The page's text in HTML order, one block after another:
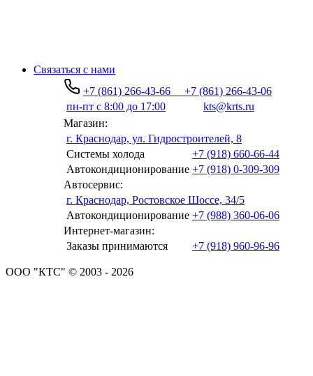
Связаться с нами
+7 (861) 266-43-66
+7 (861) 266-43-06
пн-пт с 8:00 до 17:00
kts@krts.ru
Магазин:
г. Краснодар, ул. Гидростроителей, 8
Системы холода
+7 (918) 660-66-44
Автокондиционирование +7 (918) 0-309-309
Автосервис:
г. Краснодар, Ростовское Шоссе, 34/5
Автокондиционирование +7 (988) 360-06-06
Интернет-магазин:
Заказы принимаются
+7 (918) 960-96-96
ООО "КТС" © 2003 - 2026